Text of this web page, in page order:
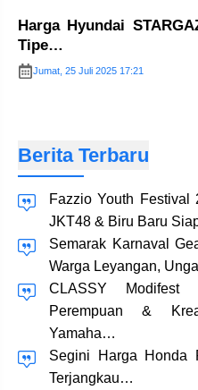
Harga Hyundai
Tipe…
Jumat, 25 Juli 2025 17:21
Berita Terbaru
Fazzio Youth
JKT48 & Biru Baru
Semarak Karnaval
Warga Leyangan,
CLASSY Modifest
Perempuan &
Yamaha…
Segini Harga Honda
Terjangkau…